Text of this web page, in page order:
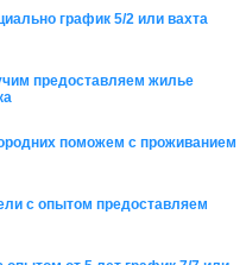
график 5/2 или вахта
предоставляем жилье
поможем с проживанием
с опытом предоставляем